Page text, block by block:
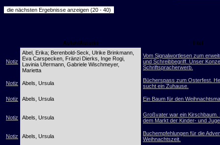
Autor/Autorin Titel
Notiz
Abel, Erika; Berenbold-Seck, Ulrike Brinkmann,
Eva Carspecken, Fränzi Dierks, Inge Rogi,
Lavinia Ufermann, Gabriele Wischmeyer,
Marietta
Vom Signalwortlesen zum
und Schreibbegriff. Unser
Schriftspracherwerb.
Notiz Abels, Ursula
Bücherspass zum Osterfest.
sucht ein Zuhause.
Notiz Abels, Ursula Ein Baum für den
Notiz Abels, Ursula
Großvater war ein Kirschbaum.
dem Markt der Kinder- und
Notiz Abels, Ursula
Buchempfehlungen für die
Weihnachtszeit.